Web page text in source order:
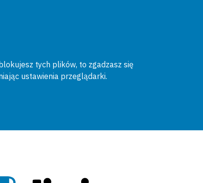
tych plików, to zgadzasz się
ustawienia przeglądarki.